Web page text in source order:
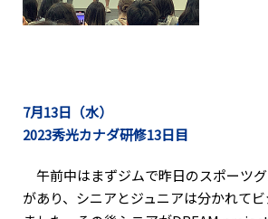
7月13日（水）
2023秀光カナダ研修13日目
午前中はまずジムで昨日のスポーツ
があり、シニアとジュニアは分かれて